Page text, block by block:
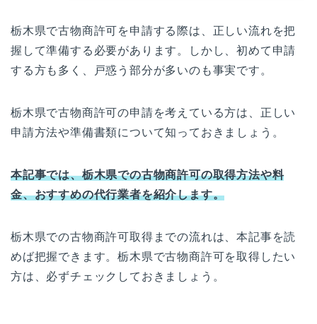
栃木県で古物商許可を申請する際は、正しい流れを把
握して準備する必要があります。しかし、初めて申請
する方も多く、戸惑う部分が多いのも事実です。
栃木県で古物商許可の申請を考えている方は、正しい
申請方法や準備書類について知っておきましょう。
本記事では、栃木県での古物商許可の取得方法や料
金、おすすめの代行業者を紹介します。
栃木県での古物商許可取得までの流れは、本記事を読
めば把握できます。栃木県で古物商許可を取得したい
方は、必ずチェックしておきましょう。